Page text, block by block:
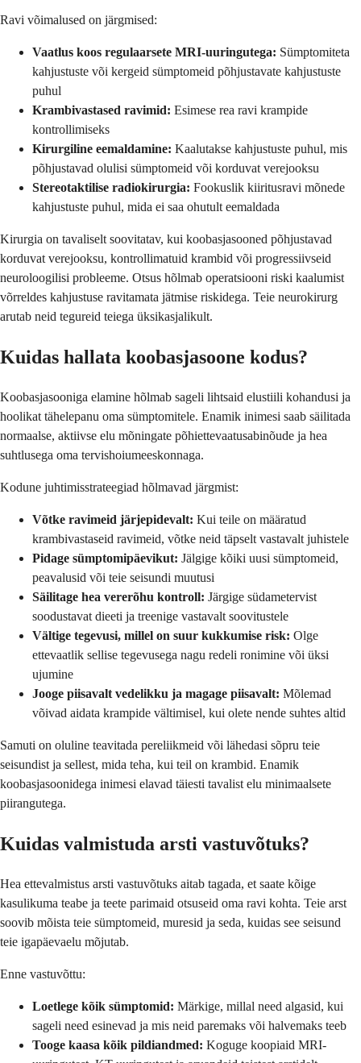
Ravi võimalused on järgmised:
Vaatlus koos regulaarsete MRI-uuringutega: Sümptomiteta
kahjustuste või kergeid sümptomeid põhjustavate kahjustuste
puhul
Krambivastased ravimid: Esimese rea ravi krampide
kontrollimiseks
Kirurgiline eemaldamine: Kaalutakse kahjustuste puhul, mis
põhjustavad olulisi sümptomeid või korduvat verejooksu
Stereotaktilise radiokirurgia: Fookuslik kiiritusravi mõnede
kahjustuste puhul, mida ei saa ohutult eemaldada
Kirurgia on tavaliselt soovitatav, kui koobasjasooned põhjustavad
korduvat verejooksu, kontrollimatuid krambid või progressiivseid
neuroloogilisi probleeme. Otsus hõlmab operatsiooni riski kaalumist
võrreldes kahjustuse ravitamata jätmise riskidega. Teie neurokirurg
arutab neid tegureid teiega üksikasjalikult.
Kuidas hallata koobasjasoone kodus?
Koobasjasooniga elamine hõlmab sageli lihtsaid elustiili kohandusi ja
hoolikat tähelepanu oma sümptomitele. Enamik inimesi saab säilitada
normaalse, aktiivse elu mõningate põhiettevaatusabinõude ja hea
suhtlusega oma tervishoiumeeskonnaga.
Kodune juhtimisstrateegiad hõlmavad järgmist:
Võtke ravimeid järjepidevalt: Kui teile on määratud
krambivastaseid ravimeid, võtke neid täpselt vastavalt juhistele
Pidage sümptomipäevikut: Jälgige kõiki uusi sümptomeid,
peavalusid või teie seisundi muutusi
Säilitage hea vererõhu kontroll: Järgige südametervist
soodustavat dieeti ja treenige vastavalt soovitustele
Vältige tegevusi, millel on suur kukkumise risk: Olge
ettevaatlik sellise tegevusega nagu redeli ronimine või üksi
ujumine
Jooge piisavalt vedelikku ja magage piisavalt: Mõlemad
võivad aidata krampide vältimisel, kui olete nende suhtes altid
Samuti on oluline teavitada pereliikmeid või lähedasi sõpru teie
seisundist ja sellest, mida teha, kui teil on krambid. Enamik
koobasjasoonidega inimesi elavad täiesti tavalist elu minimaalsete
piirangutega.
Kuidas valmistuda arsti vastuvõtuks?
Hea ettevalmistus arsti vastuvõtuks aitab tagada, et saate kõige
kasulikuma teabe ja teete parimaid otsuseid oma ravi kohta. Teie arst
soovib mõista teie sümptomeid, muresid ja seda, kuidas see seisund
teie igapäevaelu mõjutab.
Enne vastuvõttu:
Loetlege kõik sümptomid: Märkige, millal need algasid, kui
sageli need esinevad ja mis neid paremaks või halvemaks teeb
Tooge kaasa kõik pildiandmed: Koguge koopiaid MRI-